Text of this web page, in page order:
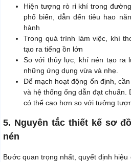
Hiện tượng rò rỉ khí trong
phổ biến, dẫn đến tiêu hao
hành
Trong quá trình làm việc, khí
tạo ra tiếng ồn lớn
So với thủy lực, khí nén tạo ra
những ứng dụng vừa và nhẹ.
Để mạch hoạt động ổn định,
và hệ thống ống dẫn đạt chuẩn.
có thể cao hơn so với tưởng
5. Nguyên tắc thiết kế sơ
nén
Bước quan trọng nhất, quyết định